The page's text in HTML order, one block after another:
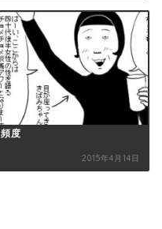
頻度
2015年4月14日